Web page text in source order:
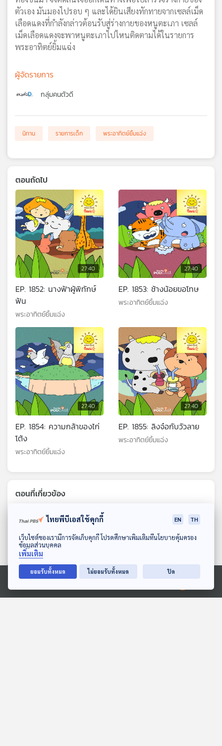
ข่าย
ดาวน์โหลด Thai PBS Podcast Application
Ⓒ 2020 องค์การกระจายเสียงและแพร่ภาพสาธารณะแห่งประเทศไทย
ตัวเอง มันมองไปรอบ ๆ และได้ยินเสียงทักทายจากเซลล์เม็ด
เลือดแดงที่กำลังกล่าวต้อนรับสู่ร่างกายของหนูตะเภา เซลล์
เม็ดเลือดแดงจะพาหนูตะเภาไปไหนติดตามได้ในรายการ
พระอาทิตย์ยิ้มแฉ่ง
ผู้จัดรายการ
กลุ่มคนตัวดี
นิทาน รายการเด็ก พระอาทิตย์ยิ้มแฉ่ง
ตอนถัดไป
27:40
EP. 1852: นางฟ้าผู้พิทักษ์
ฟัน
พระอาทิตย์ยิ้มแฉ่ง
27:40
EP. 1853: ช้างน้อยขอโทษ
พระอาทิตย์ยิ้มแฉ่ง
27:40
EP. 1854: ความกล้าของไก่
โต้ง
พระอาทิตย์ยิ้มแฉ่ง
27:40
EP. 1855: ลิงจ๋อกับวัวลาย
พระอาทิตย์ยิ้มแฉ่ง
ตอนที่เกี่ยวข้อง
ไทยพีบีเอสใช้คุกกี้ EN TH
เว็บไซต์ของเรามีการจัดเก็บคุกกี้ โปรดศึกษาเพิ่มเติมที่นโยบายคุ้มครอง
ข้อมูลส่วนบุคคล
เพิ่มเติม
ยอมรับทั้งหมด ไม่ยอมรับทั้งหมด ปิด